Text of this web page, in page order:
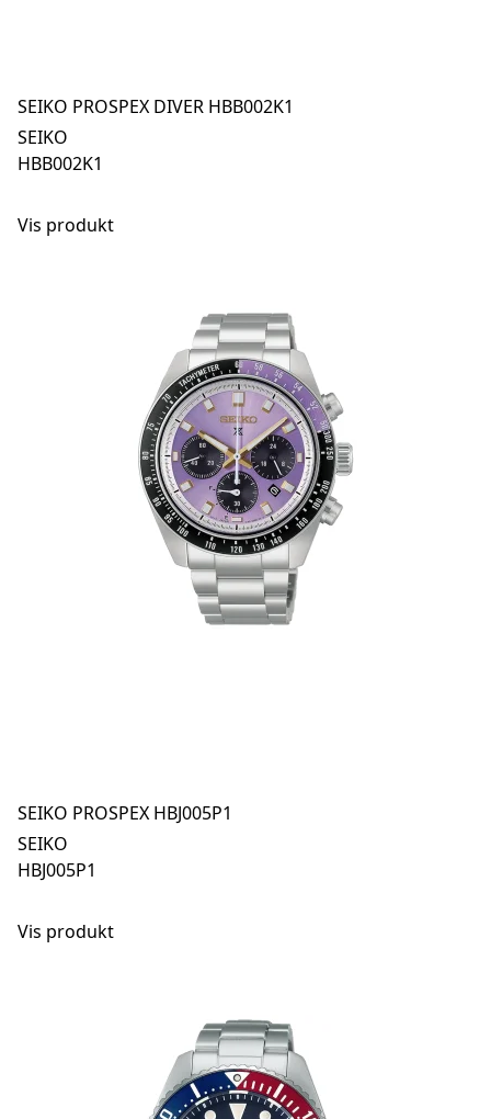
SEIKO PROSPEX DIVER HBB002K1
SEIKO
HBB002K1
Vis produkt
SEIKO PROSPEX HBJ005P1
SEIKO
HBJ005P1
Vis produkt